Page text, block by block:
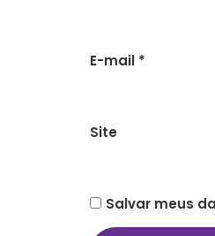
E-mail *
Site
Salvar meus